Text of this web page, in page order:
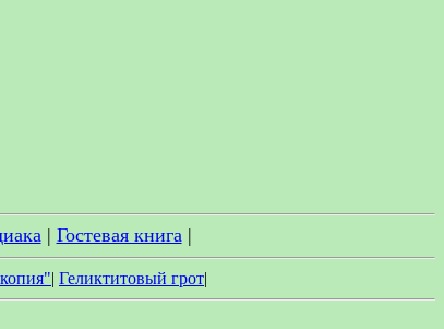
| Гостевая книга|
| Геликтитовый грот|